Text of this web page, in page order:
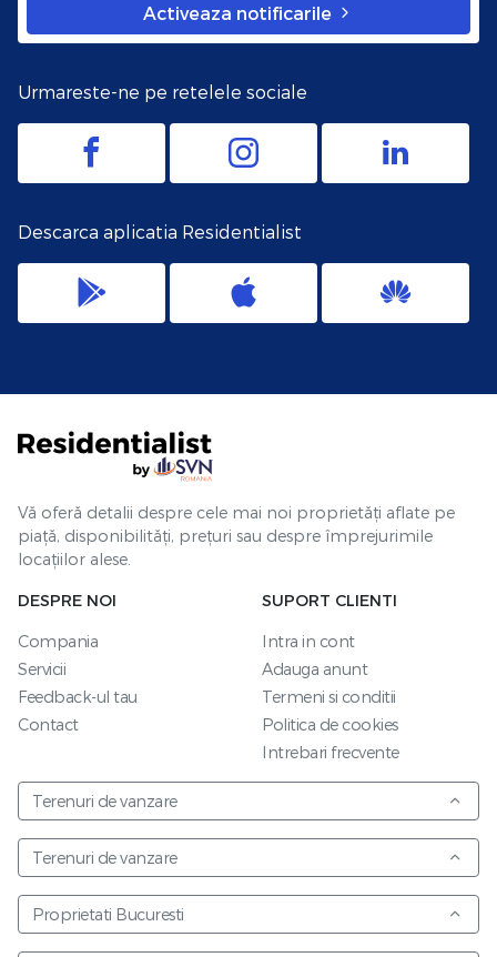
Activeaza notificarile
Urmareste-ne pe retelele sociale
Descarca aplicatia Residentialist
Vă oferă detalii despre cele mai noi proprietăți aflate pe
piață, disponibilități, prețuri sau despre împrejurimile
locațiilor alese.
DESPRE NOI
Compania
Servicii
Feedback-ul tau
Contact
SUPORT CLIENTI
Intra in cont
Adauga anunt
Termeni si conditii
Politica de cookies
Intrebari frecvente
Terenuri de vanzare
Terenuri de vanzare
Proprietati Bucuresti